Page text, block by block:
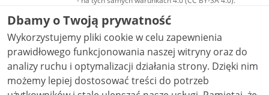
Materiały audiowizualne, w tym zdjęcia, materiały
audio i wideo, są udostępniane na licencji typu
Creative Commons: uznanie autorstwa użycie
niekomercyjne - bez utworów zależnych 4.0 (CC BY-
NC-ND 4.0), o ile nie jest to stwierdzone inaczej.
Dbamy o Twoją prywatność
Wykorzystujemy pliki cookie w celu zapewnienia
prawidłowego funkcjonowania naszej witryny oraz do
analizy ruchu i optymalizacji działania strony. Dzięki nim
możemy lepiej dostosować treści do potrzeb